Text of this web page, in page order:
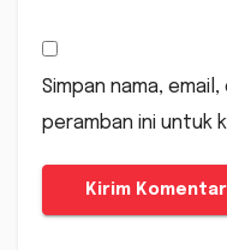
Simpan nama,
peramban ini untuk